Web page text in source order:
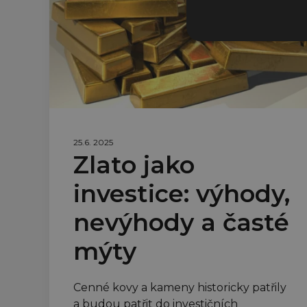
25.6. 2025
Zlato jako
investice: výhody,
nevýhody a časté
mýty
Cenné kovy a kameny historicky patřily
a budou patřit do investičních